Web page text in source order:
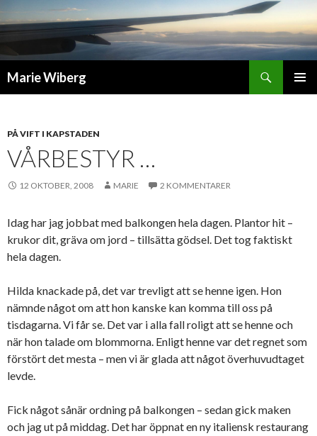
Marie Wiberg
PÅ VIFT I KAPSTADEN
VÅRBESTYR …
12 OKTOBER, 2008 MARIE 2 KOMMENTARER
Idag har jag jobbat med balkongen hela dagen. Plantor hit –
krukor dit, gräva om jord – tillsätta gödsel. Det tog faktiskt
hela dagen.
Hilda knackade på, det var trevligt att se henne igen. Hon
nämnde något om att hon kanske kan komma till oss på
tisdagarna. Vi får se. Det var i alla fall roligt att se henne och
när hon talade om blommorna. Enligt henne var det regnet som
förstört det mesta – men vi är glada att något överhuvudtaget
levde.
Fick något sånär ordning på balkongen – sedan gick maken
och jag ut på middag. Det har öppnat en ny italiensk restaurang